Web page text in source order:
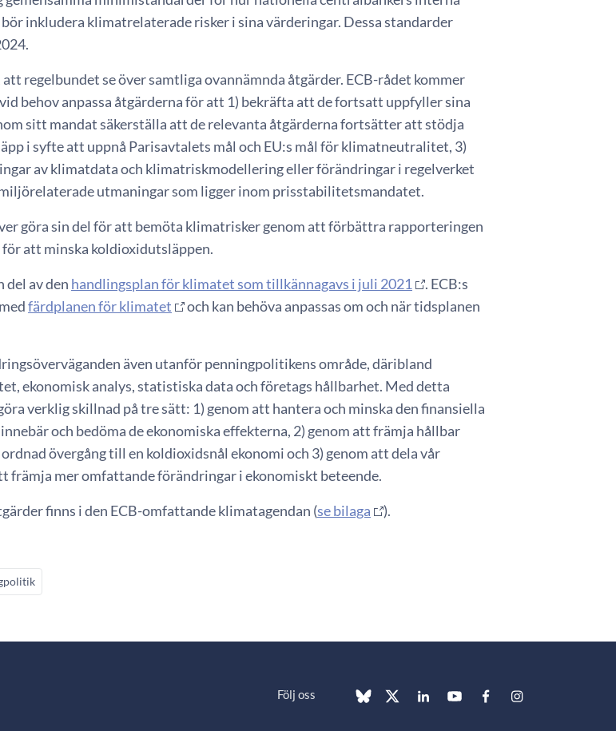
inkludera klimatrelaterade risker i sina värderingar. Dessa standarder
regelbundet se över samtliga ovannämnda åtgärder. ECB-rådet kommer
behov anpassa åtgärderna för att 1) bekräfta att de fortsatt uppfyller sina
sitt mandat säkerställa att de relevanta åtgärderna fortsätter att stödja
i syfte att uppnå Parisavtalets mål och EU:s mål för klimatneutralitet, 3)
av klimatdata och klimatriskmodellering eller förändringar i regelverket
utmaningar som ligger inom prisstabilitetsmandatet.
göra sin del för att bemöta klimatrisker genom att förbättra rapporteringen
att minska koldioxidutsläppen.
del av den handlingsplan för klimatet som tillkännagavs i juli 2021
. ECB:s
färdplanen för klimatet
och kan behöva anpassas om och när tidsplanen
även utanför penningpolitikens område, däribland
ekonomisk analys, statistiska data och företags hållbarhet. Med detta
verklig skillnad på tre sätt: 1) genom att hantera och minska den finansiella
och bedöma de ekonomiska effekterna, 2) genom att främja hållbar
övergång till en koldioxidsnål ekonomi och 3) genom att dela vår
mer omfattande förändringar i ekonomiskt beteende.
finns i den ECB-omfattande klimatagendan (se bilaga ).
Följ oss